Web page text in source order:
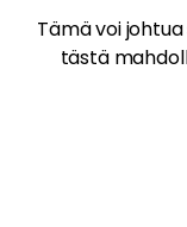
Tämä voi
tästä